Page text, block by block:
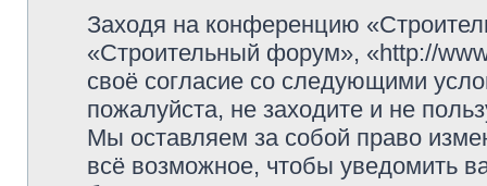
Заходя на конференцию
«Строительный форум», «http://
своё согласие со следующими
пожалуйста, не заходите и не
Мы оставляем за собой право
всё возможное, чтобы уведомить